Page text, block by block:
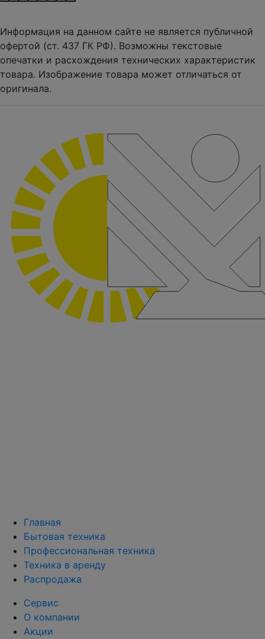
Информация на данном сайте не является публичной
офертой (ст. 437 ГК РФ). Возможны текстовые
опечатки и расхождения технических характеристик
товара. Изображение товара может отличаться от
оригинала.
Главная
Бытовая техника
Профессиональная техника
Техника в аренду
Распродажа
Сервис
О компании
Акции